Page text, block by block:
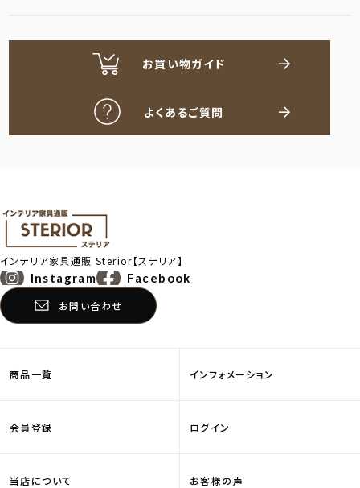
お買い物ガイド
よくあるご質問
インテリア家具通販Sterior【ステリア】
Instagram Facebook
お問い合わせ
商品一覧 インフォメーション
会員登録 ログイン
当店について お客様の声